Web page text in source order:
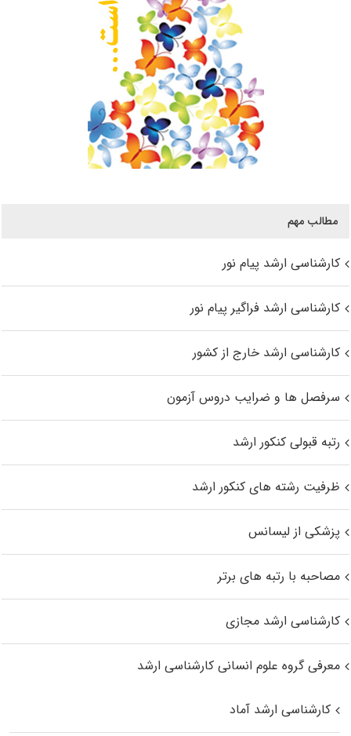
مطالب مهم
کارشناسی ارشد پیام نور
کارشناسی ارشد فراگیر پیام نور
کارشناسی ارشد خارج از کشور
سرفصل ها و ضرایب دروس آزمون
رتبه قبولی کنکور ارشد
ظرفیت رشته های کنکور ارشد
پزشکی از لیسانس
مصاحبه با رتبه های برتر
کارشناسی ارشد مجازی
معرفی گروه علوم انسانی کارشناسی ارشد
کارشناسی ارشد آماد